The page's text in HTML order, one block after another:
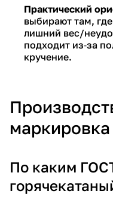
Практический
выбирают там,
лишний вес/
подходит из‑за
кручение.
маркировка
По каким